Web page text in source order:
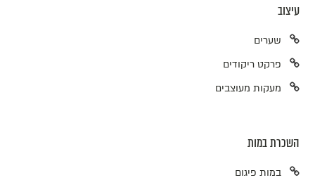
עיצוב
שערים
פרקט ריקודים
מעקות מעוצבים
השכרת במות
במות פיגום